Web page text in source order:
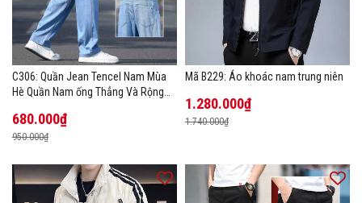
C306: Quần Jean Tencel Nam Mùa
Hè Quần Nam ống Thẳng Và Rộng
680.000₫
950.000₫
Mã B229: Áo khoác nam trung niên
1.280.000₫
1.740.000₫